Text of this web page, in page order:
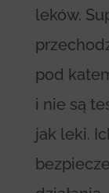
leków.
pod
i nie są
jak leki.